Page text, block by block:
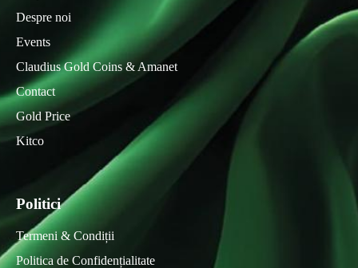
Despre noi
Events
Claudius Gold Coins & Amanet
Contact
Gold Price
Kitco
Politici
Termeni & Condiții
Politica de Confidențialitate